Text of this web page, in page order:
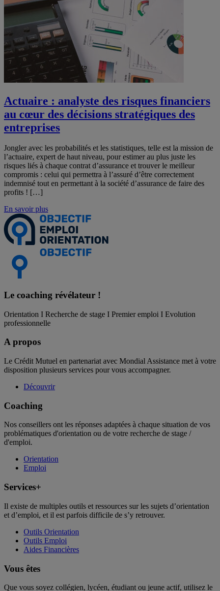
Actuaire : analyste des risques financiers
au cœur des décisions stratégiques des
entreprises
Jongler avec les probabilités et les statistiques, telle est la mission de
l’actuaire, expert de haut niveau, pour estimer au plus juste les
risques liés à chaque contrat d’assurance et trouver le meilleur
compromis : celui qui permettra à l’assuré d’être correctement
indemnisé tout en permettant à la société d’assurance de faire des
profits ! […]
En savoir plus
Le coaching révélateur !
Orientation I Recherche de stage I Premier emploi I Evolution
professionnelle
A propos
Le Crédit Mutuel en partenariat avec Mondial Assistance met à votre
disposition plusieurs services pour vous accompagner.
Découvrir
Coaching
Nos conseillers ont les réponses adaptées à chaque situation de vos
problématiques d'orientation ou de votre recherche de stage /
d'emploi.
Orientation
Emploi
Services+
Il existe de multiples outils et ressources sur les sujets d’orientation
et d’emploi, et il est parfois difficile de s’y retrouver.
Outils Orientation
Outils Emploi
Aides Financières
Vous êtes
Que vous soyez collégien, lycéen, étudiant ou jeune actif, utilisez le